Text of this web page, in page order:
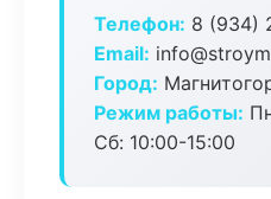
Телефон: 8 (934)
Email:
Город:
Режим работы:
Сб: 10:00-15:00